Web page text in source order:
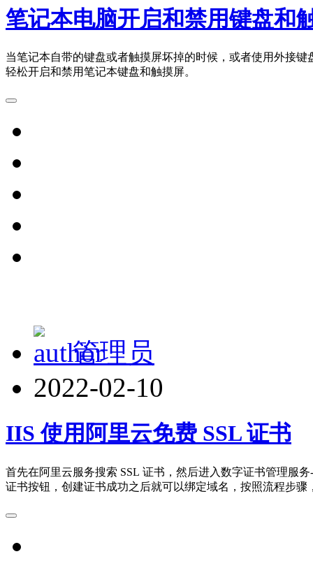
笔记本电脑开启和禁用键盘和
当笔记本自带的键盘或者触摸屏坏掉的时候，或者使用外接
轻松开启和禁用笔记本键盘和触摸屏。
管理员
2022-02-10
IIS 使用阿里云免费 SSL 证书
首先在阿里云服务搜索 SSL 证书，然后进入数字证书管理服
证书按钮，创建证书成功之后就可以绑定域名，按照流程步骤